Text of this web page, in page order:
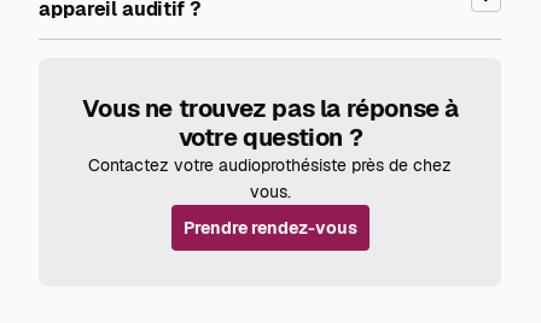
appareil auditif ?
Vous ne trouvez pas la réponse à
votre question ?
Contactez votre audioprothésiste près de chez
vous.
Prendre rendez-vous